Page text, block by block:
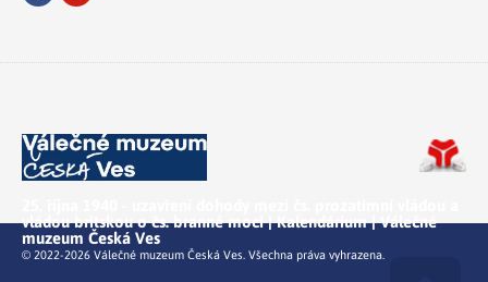
vládou britskou o čs. branné moci | Kalendárium | Válečné
muzeum Česká Ves
© 2022-2026 Válečné muzeum Česká Ves. Všechna práva vyhrazena.